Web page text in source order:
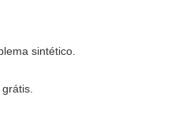
sintético.